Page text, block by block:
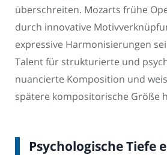
überschreiten. Mozarts frühe
durch innovative
expressive Harmonisierungen
Talent für strukturierte und
nuancierte Komposition und
spätere kompositorische Größe
Psychologische Tiefe